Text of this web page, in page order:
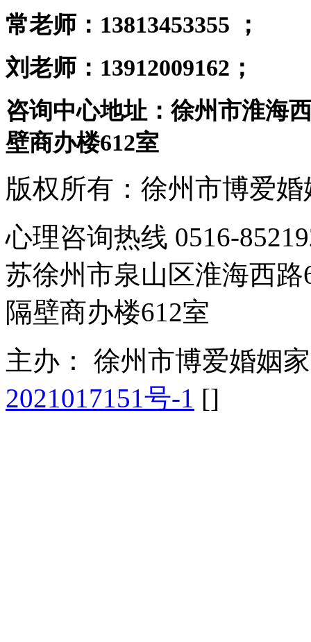
常老师： 13813453355 ；
刘老师：13912009162；
咨询中心地址：徐州市淮海
壁商办楼612室
版权所有：徐州市博爱
心理咨询热线 0516-
苏徐州市泉山区淮海西
隔壁商办楼612室
主办： 徐州市博爱婚姻
2021017151号-1 []